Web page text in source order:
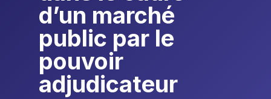
d’un marché
public par le
pouvoir
adjudicateur